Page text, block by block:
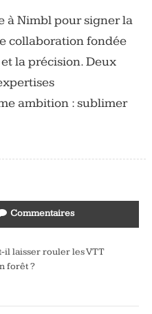
à Nimbl pour signer la
collaboration fondée
la précision. Deux
ambition : sublimer
Commentaires
il laisser rouler les VTT
forêt ?